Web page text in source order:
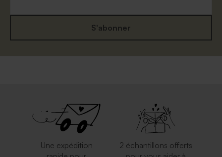
S'abonner
Une expédition
2 échantillons offerts